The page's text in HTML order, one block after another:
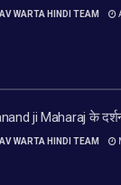
WARTA HINDI TEAM
ji Maharaj के
WARTA HINDI TEAM